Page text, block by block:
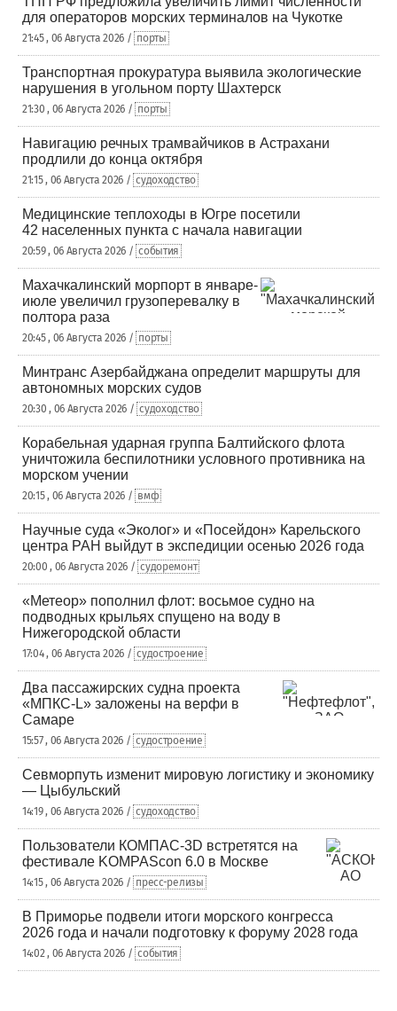
для операторов морских терминалов на Чукотке
21:45 , 06 Августа 2026 / порты
Транспортная прокуратура выявила экологические
нарушения в угольном порту Шахтерск
21:30 , 06 Августа 2026 / порты
Навигацию речных трамвайчиков в Астрахани
продлили до конца октября
21:15 , 06 Августа 2026 / судоходство
Медицинские теплоходы в Югре посетили
42 населенных пункта с начала навигации
20:59 , 06 Августа 2026 / события
Махачкалинский морпорт в январе-
июле увеличил грузоперевалку в
полтора раза
20:45 , 06 Августа 2026 / порты
Минтранс Азербайджана определит маршруты для
автономных морских судов
20:30 , 06 Августа 2026 / судоходство
Корабельная ударная группа Балтийского флота
уничтожила беспилотники условного противника на
морском учении
20:15 , 06 Августа 2026 / вмф
Научные суда «Эколог» и «Посейдон» Карельского
центра РАН выйдут в экспедиции осенью 2026 года
20:00 , 06 Августа 2026 / судоремонт
«Метеор» пополнил флот: восьмое судно на
подводных крыльях спущено на воду в
Нижегородской области
17:04 , 06 Августа 2026 / судостроение
Два пассажирских судна проекта
«МПКС-L» заложены на верфи в
Самаре
15:57 , 06 Августа 2026 / судостроение
Севморпуть изменит мировую логистику и экономику
— Цыбульский
14:19 , 06 Августа 2026 / судоходство
Пользователи КОМПАС-3D встретятся на
фестивале KOMPAScon 6.0 в Москве
14:15 , 06 Августа 2026 / пресс-релизы
В Приморье подвели итоги морского конгресса
2026 года и начали подготовку к форуму 2028 года
14:02 , 06 Августа 2026 / события